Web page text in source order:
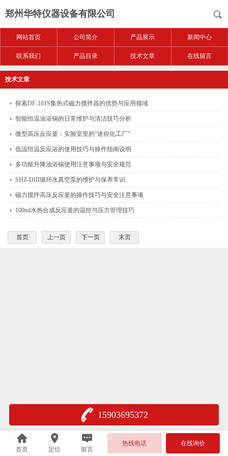
郑州华特仪器设备有限公司
网站首页 公司简介 产品展示 新闻中心
联系我们 产品目录 技术文章 在线留言
技术文章
探索DF-101S集热式磁力搅拌器的优势与应用领域
智能恒温油浴锅的日常维护与清洁技巧分析
微型高压反应釜：实验室里的“迷你化工厂”
低温恒温反应浴的使用技巧与操作指南说明
多功能升降油浴锅使用注意事项与安全规范
SHZ-DIII循环水真空泵的维护与保养常识
磁力搅拌高压反应釜的操作技巧与安全注意事项
100ml水热合成反应釜的温控与压力管理技巧
首页 上一页 下一页 末页
15903695372
首页 定位 留言
热线电话 在线询价